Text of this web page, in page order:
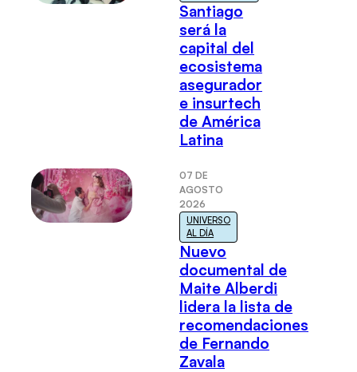
Santiago
será la
capital del
ecosistema
asegurador
e insurtech
de América
Latina
07 DE
AGOSTO
2026
UNIVERSO
AL DÍA
Nuevo
documental de
Maite Alberdi
lidera la lista de
recomendaciones
de Fernando
Zavala